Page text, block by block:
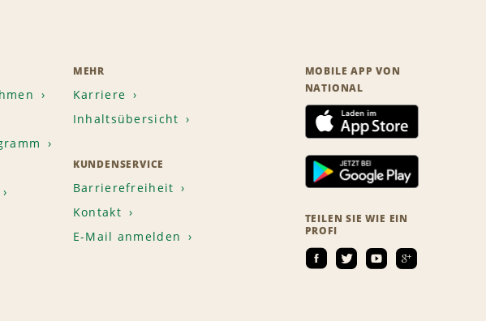
MEHR
Karriere
Inhaltsübersicht
KUNDENSERVICE
Barrierefreiheit
Kontakt
E-Mail anmelden
MOBILE APP VON
NATIONAL
TEILEN SIE WIE EIN
PROFI